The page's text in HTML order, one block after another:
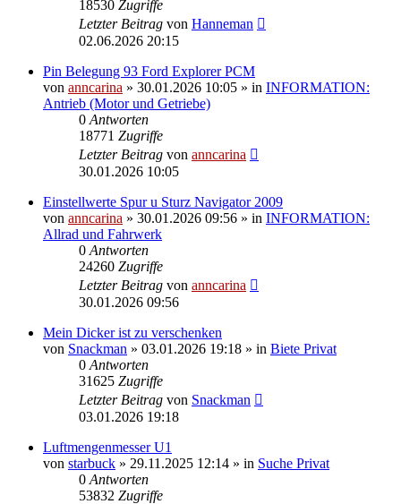
18530 Zugriffe
Letzter Beitrag von Hanneman
02.06.2026 20:15
Pin Belegung 93 Ford Explorer PCM
von anncarina » 30.01.2026 10:05 » in INFORMATION:
Antrieb (Motor und Getriebe)
0 Antworten
18771 Zugriffe
Letzter Beitrag von anncarina
30.01.2026 10:05
Einstellwerte Spur u Sturz Navigator 2009
von anncarina » 30.01.2026 09:56 » in INFORMATION:
Allrad und Fahrwerk
0 Antworten
24260 Zugriffe
Letzter Beitrag von anncarina
30.01.2026 09:56
Mein Dicker ist zu verschenken
von Snackman » 03.01.2026 19:18 » in Biete Privat
0 Antworten
31625 Zugriffe
Letzter Beitrag von Snackman
03.01.2026 19:18
Luftmengenmesser U1
von starbuck » 29.11.2025 12:14 » in Suche Privat
0 Antworten
53832 Zugriffe